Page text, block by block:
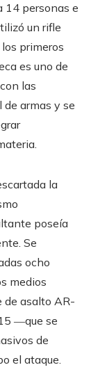
14 personas e
un rifle
primeros
es uno de
las
armas y se
la
poseía
Se
ocho
medios
de asalto AR-
―que se
de
el ataque.